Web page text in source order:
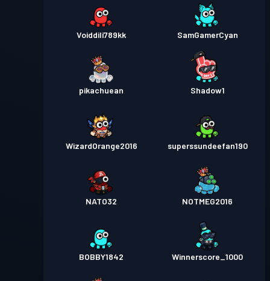
Voiddili789kk SamGamerCyan
pikachuean Shadow1
WizardOrange2016 superssundeefan190
NATO32 NOTMEG2016
BOBBY1842 Winnerscore_1000